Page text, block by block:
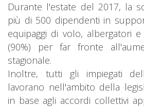
Durante l'estate del 2017, la
più di 500 dipendenti in
equipaggi di volo, albergatori
(90%) per far fronte
stagionale.
Inoltre, tutti gli impiegati
lavorano nell'ambito della
in base agli accordi collettivi